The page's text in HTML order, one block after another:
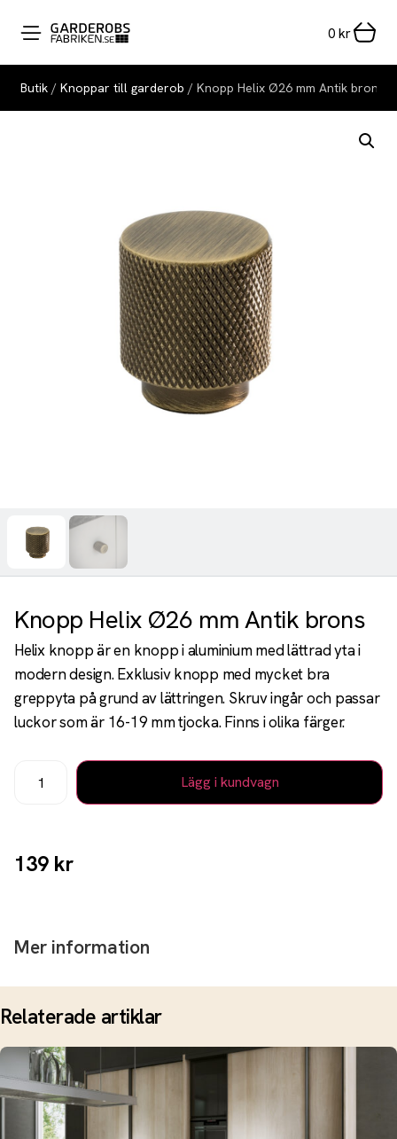
0 kr
Butik / Knoppar till garderob / Knopp Helix Ø26 mm Antik brons
Knopp Helix Ø26 mm Antik brons
Helix knopp är en knopp i aluminium med lättrad yta i
modern design. Exklusiv knopp med mycket bra
greppyta på grund av lättringen. Skruv ingår och passar
luckor som är 16-19 mm tjocka. Finns i olika färger.
Lägg i kundvagn
139 kr
Mer information
Relaterade artiklar